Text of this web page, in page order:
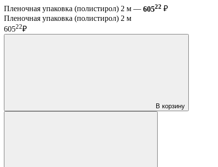
Пленочная упаковка (полистирол) 2 м — 60522 ₽
Пленочная упаковка (полистирол) 2 м
60522₽
В корзину